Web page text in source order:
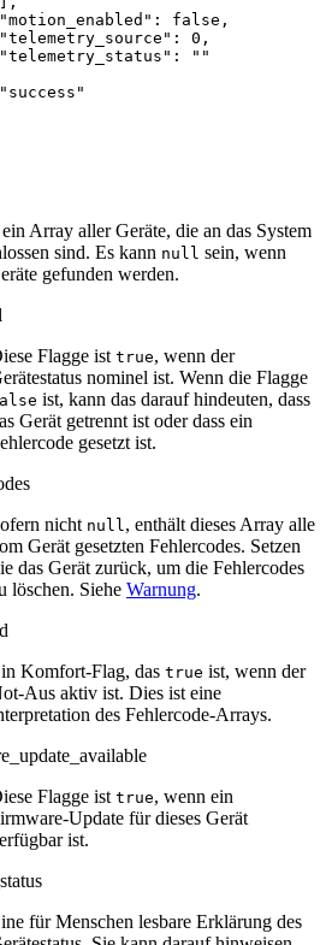
"motion_enabled" : false ,
"telemetry_source" : 0 ,
"telemetry_status" :
""
"success"
Array aller Geräte, die an das System
sind. Es kann null sein, wenn
gefunden werden.
Flagge ist true, wenn der
nominel ist. Wenn die Flagge
ist, kann das darauf hindeuten, dass
Gerät getrennt ist oder dass ein
gesetzt ist.
nicht null, enthält dieses Array alle
Gerät gesetzten Fehlercodes. Setzen
das Gerät zurück, um die Fehlercodes
löschen. Siehe Warnung.
Komfort-Flag, das true ist, wenn der
Aus aktiv ist. Dies ist eine
des Fehlercode-Arrays.
Flagge ist true, wenn ein
Update für dieses Gerät
ist.
für Menschen lesbare Erklärung des